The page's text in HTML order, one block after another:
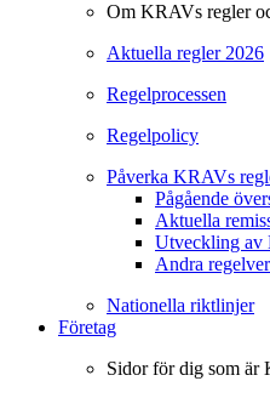
Om KRAVs regler
Aktuella regler 2026
Regelprocessen
Regelpolicy
Påverka KRAVs
Pågående
Aktuella
Utveckling av
Andra
Nationella riktlinjer
Företag
Sidor för dig som är